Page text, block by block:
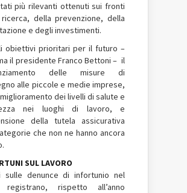
più rilevanti ottenuti sui fronti
della prevenzione, della
e degli investimenti.
obiettivi prioritari per il futuro –
il presidente Franco Bettoni – il
delle misure di
alle piccole e medie imprese,
dei livelli di salute e
nei luoghi di lavoro, e
della tutela assicurativa
che non ne hanno ancora
SUL LAVORO
sulle denunce di infortunio nel
registrano, rispetto all’anno